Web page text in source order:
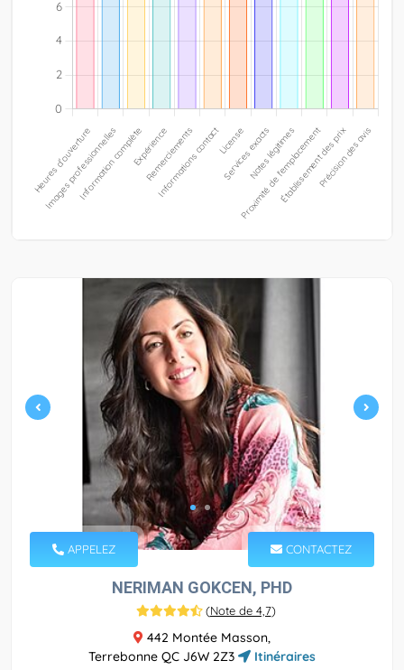
APPELEZ CONTACTEZ
NERIMAN GOKCEN, PHD
(Note de 4,7)
442 Montée Masson,
Terrebonne QC J6W 2Z3
Itinéraires